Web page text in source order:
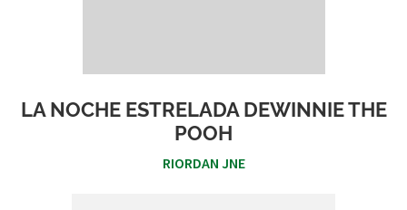
LA NOCHE ESTRELADA DEWINNIE THE
POOH
RIORDAN JNE